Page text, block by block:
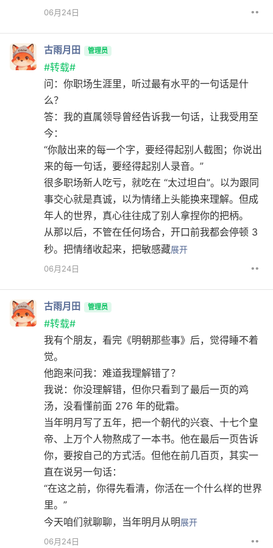
06月24日 ••
古雨月田 管理员
#转载#
问：你职场生涯里，听过最有水平的一句话是什
么？
答：我的直属领导曾经告诉我一句话，让我受用至
今：
“你敲出来的每一个字，要经得起别人截图；你说出
来的每一句话，要经得起别人录音。”
很多职场新人吃亏，就吃在 “太过坦白”。以为跟同
事交心就是真诚，以为情绪上头能换来理解。但成
年人的世界，真心往往成了别人拿捏你的把柄。
从那以后，不管在任何场合，开口前我都会停顿 3
秒。把情绪收起来，把敏感藏展开
06月24日
••
古雨月田 管理员
#转载#
我有个朋友，看完《明朝那些事》后，觉得睡不着
觉。
他跑来问我：难道我理解错了？
我说：你没理解错，但你只看到了最后一页的鸡
汤，没看懂前面 276 年的砒霜。
当年明月写了五年，把一个朝代的兴衰、十七个皇
帝、上万个人物熬成了一本书。他在最后一页告诉
你，要按自己的方式活。但他在前几百页，其实一
直在说另一句话：
“在这之前，你得先看清，你活在一个什么样的世界
里。”
今天咱们就聊聊，当年明月从明展开
06月24日
••